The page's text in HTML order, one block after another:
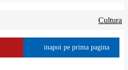
Cultura
inapoi pe prima pagina